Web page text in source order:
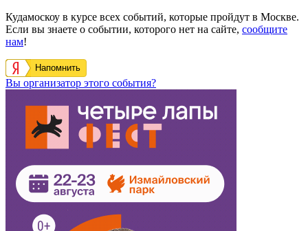
Кудамоскоу в курсе всех событий, которые пройдут в Москве.
Если вы знаете о событии, которого нет на сайте, сообщите
нам!
Напомнить
Вы организатор этого события?